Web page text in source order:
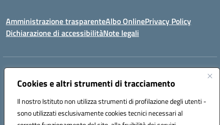
Cookies e altri strumenti di tracciamento
Il nostro Istituto non utilizza strumenti di profilazione degli utenti -
sono utilizzati esclusivamente cookies tecnici necessari al
Amministrazione trasparenteAlbo OnlinePrivacy Policy
Dichiarazione di accessibilitàNote legali
Indirizzo:
Centralino:0994722507 Email:TAIC873006@istruzione.it
Codice fiscale: 90279480736
Codice meccanografico:
TAIC873006